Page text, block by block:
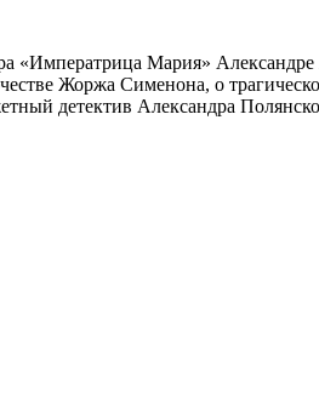
«Императрица Мария»
Жоржа Сименона, о
детектив Александра